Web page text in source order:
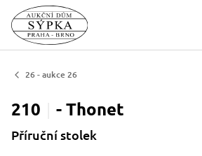
26 - aukce 26
210 -Thonet
Příruční stolek